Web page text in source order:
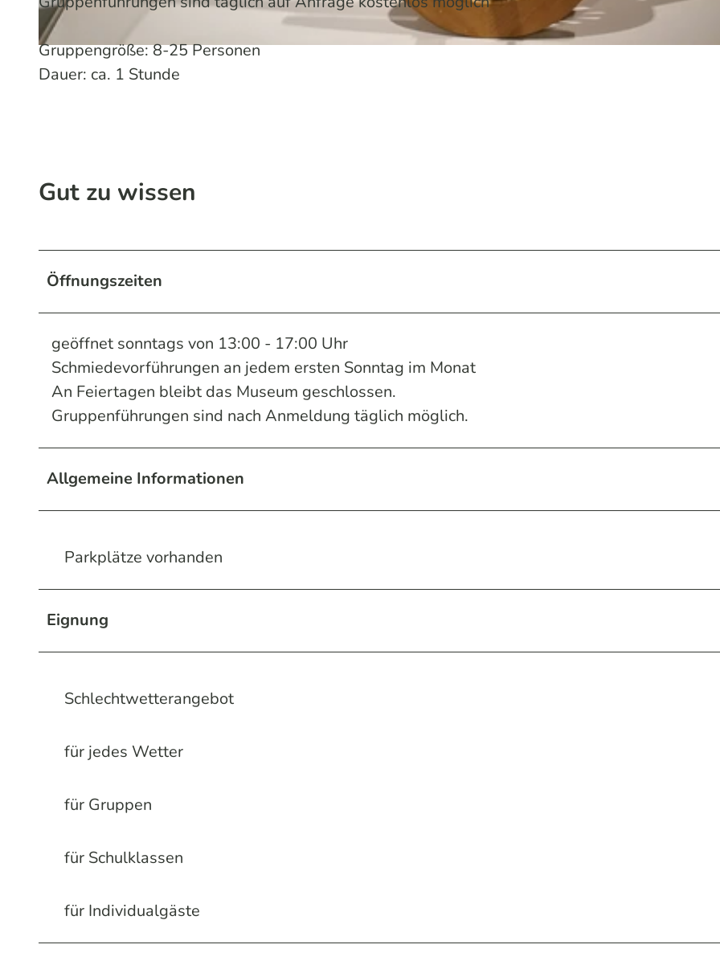
© Maren Pussak / Das Bergische | KI-optimiert | CC-BY-SA
Gruppengröße: 8-25 Personen
Dauer: ca. 1 Stunde
Gut zu wissen
Öffnungszeiten
geöffnet sonntags von 13:00 - 17:00 Uhr
Schmiedevorführungen an jedem ersten Sonntag im Monat
An Feiertagen bleibt das Museum geschlossen.
Gruppenführungen sind nach Anmeldung täglich möglich.
Allgemeine Informationen
Parkplätze vorhanden
Eignung
Schlechtwetterangebot
für jedes Wetter
für Gruppen
für Schulklassen
für Individualgäste